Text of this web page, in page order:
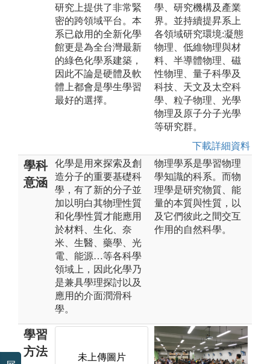
研究上提供了非常緊
密的跨領域平台。本
系已啟用的全新化學
館更是為全台灣最新
的綠色化學系建築，
因此不論是硬體及軟
體上都會是學生學習
最好的選擇。
學、研究機構及產業
界。並持續提昇系上
各領域研究環境:凝態
物理、低維物理與材
料、半導體物理、磁
性物理、量子科學及
科技、天文及太空科
學、粒子物理、光學
物理及原子分子光學
等研究群。
下載詳細資料
學科
意涵
化學是用來探索及創
造分子的重要基礎科
學，有了新的分子並
加以明白其物理性質
和化學性質才能應用
於材料、生化、奈
米、生醫、藥學、光
電、能源…等各科學
領域上，因此化學乃
是兼具學理探討以及
應用的介面潤滑科
學。
物理學系是學習物理
學知識的科系。而物
理學是研究物質、能
量的本質與性質，以
及它們彼此之間交互
作用的自然科學。
學習
方法
未上傳圖片 未上傳圖片